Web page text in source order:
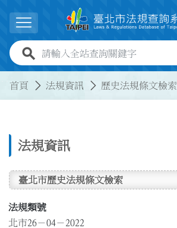
展開選單
全站查詢關鍵字欄位
首頁 法規資訊 歷史法規條文檢索
法規資訊
臺北市歷史法規條文檢索
法規類號
北市26－04－2022